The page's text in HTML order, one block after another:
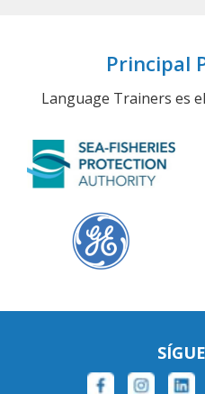
Principal
Language Trainers es